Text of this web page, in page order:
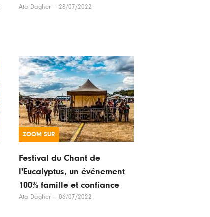
Ata Dagher — 28/07/2022
ZOOM SUR
Festival du Chant de
l'Eucalyptus, un événement
100% famille et confiance
Ata Dagher — 06/07/2022